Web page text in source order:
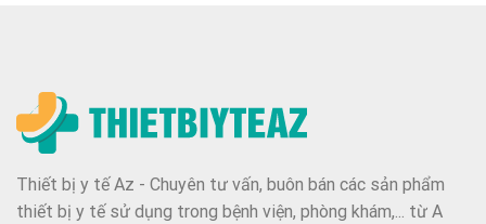
Thiết bị y tế Az - Chuyên tư vấn, buôn bán các sản phẩm
thiết bị y tế sử dụng trong bệnh viện, phòng khám,... từ A